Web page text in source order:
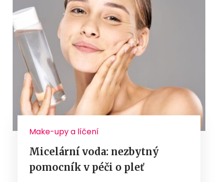
Make-upy a líčení
Micelární voda: nezbytný
pomocník v péči o pleť